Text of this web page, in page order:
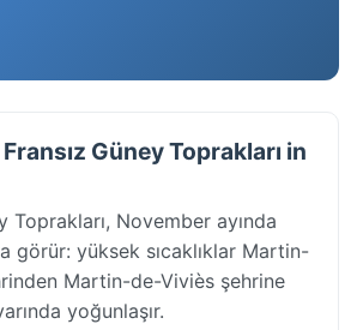
Güney Toprakları in
Toprakları, November ayında
görür: yüksek sıcaklıklar Martin-
Martin-de-Viviès şehrine
yoğunlaşır.